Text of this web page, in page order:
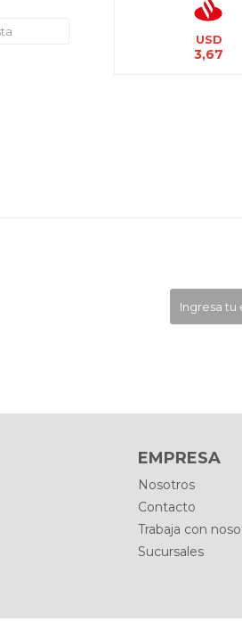
USD
3,67
EMPRESA
Nosotros
Contacto
Trabaja con
Sucursales